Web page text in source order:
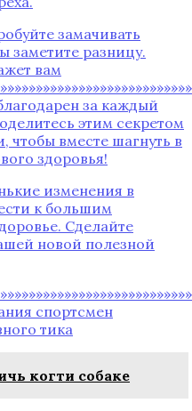
замачивать
заметите разницу.
вам
за каждый
этим секретом
чтобы вместе шагнуть в
здоровья!
изменения в
к большим
Сделайте
новой полезной
спортсмен
тика
когти собаке